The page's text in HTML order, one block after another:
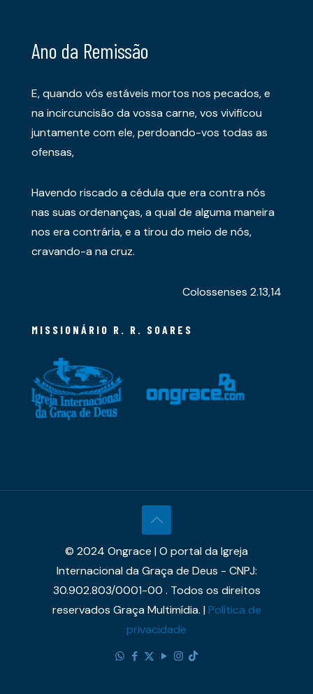
Ano da Remissão
E, quando vós estáveis mortos nos pecados, e
na incircuncisão da vossa carne, vos vivificou
juntamente com ele, perdoando-vos todas as
ofensas,
Havendo riscado a cédula que era contra nós
nas suas ordenanças, a qual de alguma maneira
nos era contrária, e a tirou do meio de nós,
cravando-a na cruz.
Colossenses 2.13,14
MISSIONÁRIO R. R. SOARES
© 2024 Ongrace | O portal da Igreja
Internacional da Graça de Deus - CNPJ:
30.902.803/0001-00 . Todos os direitos
reservados Graça Multimídia. |Política de
privacidade